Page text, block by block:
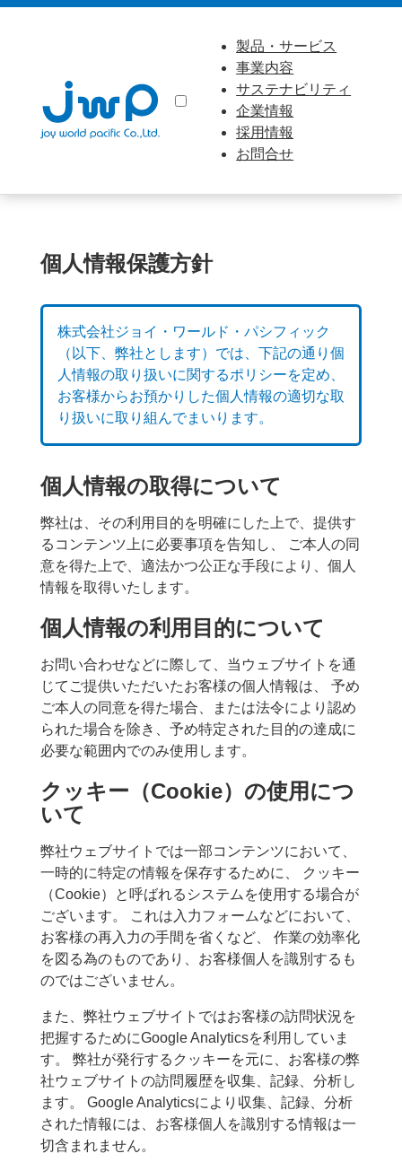
製品・サービス
事業内容
サステナビリティ
企業情報
採用情報
お問合せ
個人情報保護方針
株式会社ジョイ・ワールド・パシフィック
（以下、弊社とします）では、下記の通り個
人情報の取り扱いに関するポリシーを定め、
お客様からお預かりした個人情報の適切な取
り扱いに取り組んでまいります。
個人情報の取得について
弊社は、その利用目的を明確にした上で、提供す
るコンテンツ上に必要事項を告知し、 ご本人の同
意を得た上で、適法かつ公正な手段により、個人
情報を取得いたします。
個人情報の利用目的について
お問い合わせなどに際して、当ウェブサイトを通
じてご提供いただいたお客様の個人情報は、 予め
ご本人の同意を得た場合、または法令により認め
られた場合を除き、予め特定された目的の達成に
必要な範囲内でのみ使用します。
クッキー（Cookie）の使用につ
いて
弊社ウェブサイトでは一部コンテンツにおいて、
一時的に特定の情報を保存するために、 クッキー
（Cookie）と呼ばれるシステムを使用する場合が
ございます。 これは入力フォームなどにおいて、
お客様の再入力の手間を省くなど、 作業の効率化
を図る為のものであり、お客様個人を識別するも
のではございません。
また、弊社ウェブサイトではお客様の訪問状況を
把握するためにGoogle Analyticsを利用していま
す。 弊社が発行するクッキーを元に、お客様の弊
社ウェブサイトの訪問履歴を収集、記録、分析し
ます。 Google Analyticsにより収集、記録、分析
された情報には、お客様個人を識別する情報は一
切含まれません。